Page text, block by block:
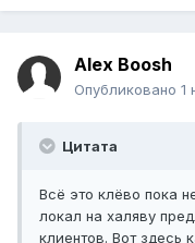
Alex Boosh
Опубликовано 1
Цитата
Всё это клёво пока
локал на халяву
клиентов. Вот здесь